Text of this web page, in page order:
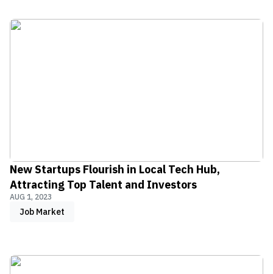
New Startups Flourish in Local Tech Hub,
Attracting Top Talent and Investors
AUG 1, 2023
Job Market